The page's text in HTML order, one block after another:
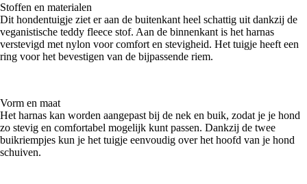
Stoffen en materialen
Dit hondentuigje ziet er aan de buitenkant heel schattig uit dankzij de
veganistische teddy fleece stof. Aan de binnenkant is het harnas
verstevigd met nylon voor comfort en stevigheid. Het tuigje heeft een
ring voor het bevestigen van de bijpassende riem.
Vorm en maat
Het harnas kan worden aangepast bij de nek en buik, zodat je je hond
zo stevig en comfortabel mogelijk kunt passen. Dankzij de twee
buikriempjes kun je het tuigje eenvoudig over het hoofd van je hond
schuiven.